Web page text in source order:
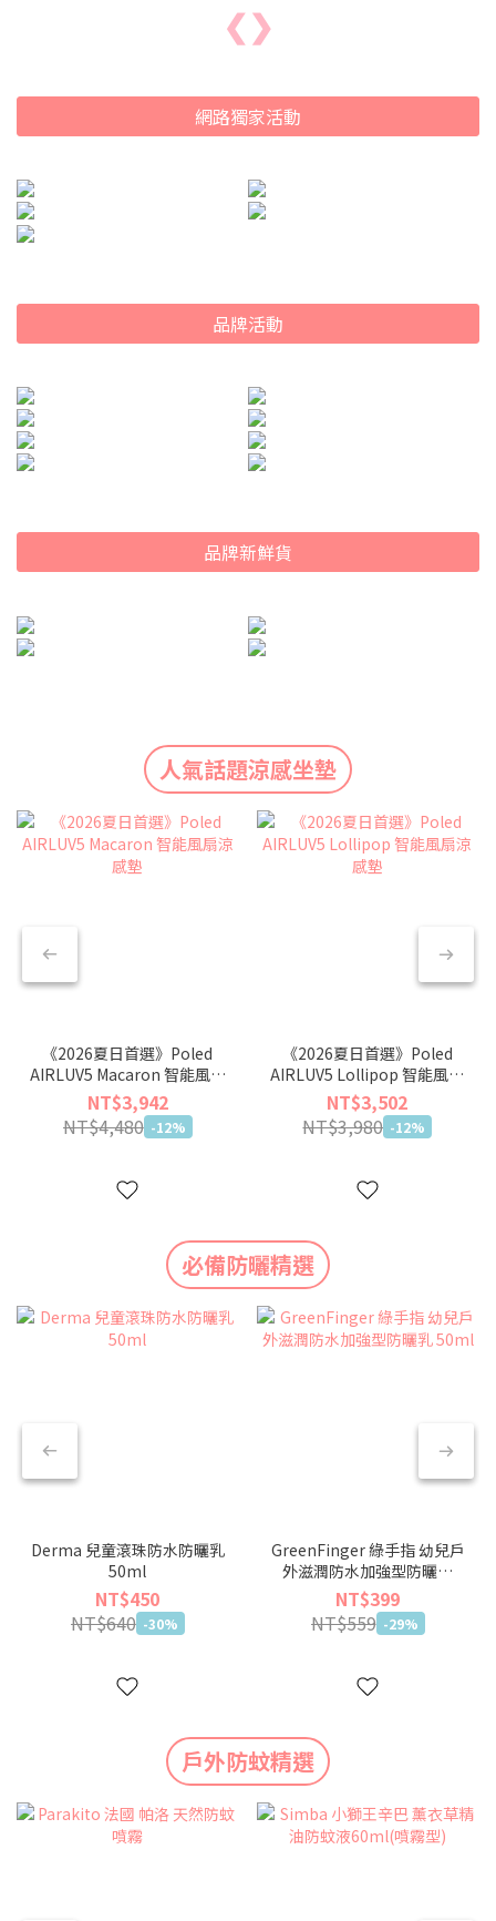
❮❯
網路獨家活動
品牌活動
品牌新鮮貨
人氣話題涼感坐墊
《2026夏日首選》Poled
AIRLUV5 Macaron 智能風扇
涼感墊
NT$3,942
NT$4,480 -12%
《2026夏日首選》Poled
AIRLUV5 Lollipop 智能風扇
涼感墊
NT$3,502
NT$3,980 -12%
必備防曬精選
Derma 兒童滾珠防水防曬乳
50ml
NT$450
NT$640 -30%
GreenFinger 綠手指 幼兒戶
外滋潤防水加強型防曬乳
50ml
NT$399
NT$559 -29%
戶外防蚊精選